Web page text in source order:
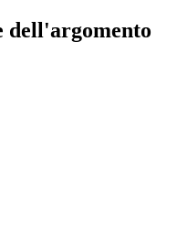
dell'argomento